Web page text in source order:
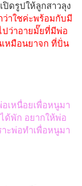
ดรูปให้ลูกสาวลุง
ว่าใชค่ะพร้อมกับมี
ปว่าอายมั๊ยที่มีพ่อ
เหมือนยาจก ที่ปั่น
เหนื่อยเพื่อหนูมา
ด้พัก อยากให้พ่อ
าะพ่อทำเพื่อหนูมา